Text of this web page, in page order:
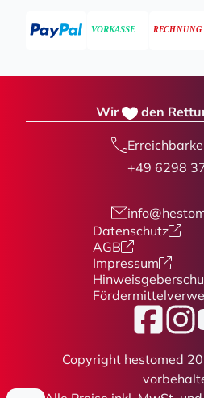
Wir den
+49 6298
Datenschutz
AGB
Impressum
Facebook
Copyright hestomed